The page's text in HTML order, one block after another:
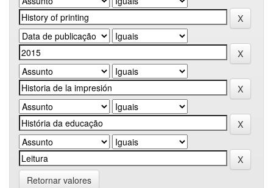
Retornar valores